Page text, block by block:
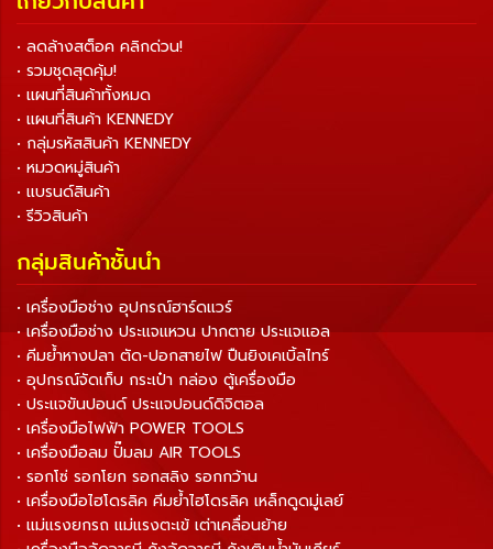
• ลดล้างสต็อค คลิกด่วน!
• รวมชุดสุดคุ้ม!
• แผนที่สินค้าทั้งหมด
• แผนที่สินค้า KENNEDY
• กลุ่มรหัสสินค้า KENNEDY
• หมวดหมู่สินค้า
• แบรนด์สินค้า
• รีวิวสินค้า
กลุ่มสินค้าชั้นนำ
• เครื่องมือช่าง อุปกรณ์ฮาร์ดแวร์
• เครื่องมือช่าง ประแจแหวน ปากตาย ประแจแอล
• คีมย้ำหางปลา ตัด-ปอกสายไฟ ปืนยิงเคเบิ้ลไทร์
• อุปกรณ์จัดเก็บ กระเป๋า กล่อง ตู้เครื่องมือ
• ประแจขันปอนด์ ประแจปอนด์ดิจิตอล
• เครื่องมือไฟฟ้า POWER TOOLS
• เครื่องมือลม ปั๊มลม AIR TOOLS
• รอกโซ่ รอกโยก รอกสลิง รอกกว้าน
• เครื่องมือไฮโดรลิค คีมย้ำไฮโดรลิค เหล็กดูดมู่เลย์
• แม่แรงยกรถ แม่แรงตะเข้ เต่าเคลื่อนย้าย